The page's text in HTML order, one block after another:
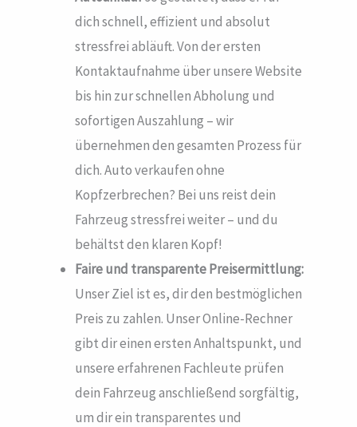
dich schnell, effizient und absolut
stressfrei abläuft. Von der ersten
Kontaktaufnahme über unsere Website
bis hin zur schnellen Abholung und
sofortigen Auszahlung – wir
übernehmen den gesamten Prozess für
dich. Auto verkaufen ohne
Kopfzerbrechen? Bei uns reist dein
Fahrzeug stressfrei weiter – und du
behältst den klaren Kopf!
Faire und transparente Preisermittlung:
Unser Ziel ist es, dir den bestmöglichen
Preis zu zahlen. Unser Online-Rechner
gibt dir einen ersten Anhaltspunkt, und
unsere erfahrenen Fachleute prüfen
dein Fahrzeug anschließend sorgfältig,
um dir ein transparentes und